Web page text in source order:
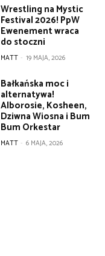
Wrestling na Mystic
Festival 2026! PpW
Ewenement wraca
do stoczni
MATT - 19 MAJA, 2026
Bałkańska moc i
alternatywa!
Alborosie, Kosheen,
Dziwna Wiosna i Bum
Bum Orkestar
MATT - 6 MAJA, 2026